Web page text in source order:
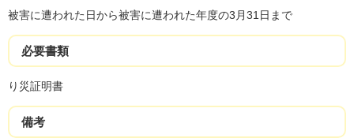
被害に遭われた日から被害に遭われた年度の3月31日まで
必要書類
り災証明書
備考